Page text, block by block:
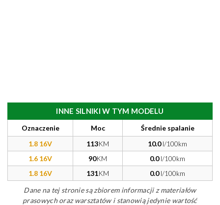
INNE SILNIKI W TYM MODELU
Oznaczenie Moc
Średnie spalanie
1.8 16V
113KM 10.0l/100km
1.6 16V
90KM 0.0l/100km
1.8 16V
131KM 0.0l/100km
Dane na tej stronie są zbiorem informacji z materiałów
prasowych oraz warsztatów i stanowią jedynie wartość